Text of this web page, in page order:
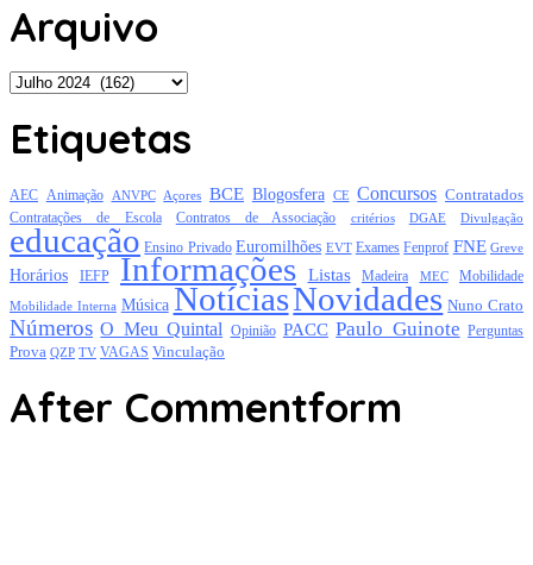
Arquivo
Arquivo
Etiquetas
AEC Animação ANVPC Açores BCE Blogosfera CE Concursos Contratados
Contratações de Escola Contratos de Associação critérios DGAE Divulgação
educação Ensino Privado Euromilhões EVT Exames Fenprof FNE Greve
Horários IEFP Informações Listas Madeira MEC Mobilidade
Mobilidade Interna Música NotíciasNovidades Nuno Crato
Números O Meu Quintal Opinião PACC Paulo Guinote Perguntas
Prova QZP TV VAGAS Vinculação
After Commentform